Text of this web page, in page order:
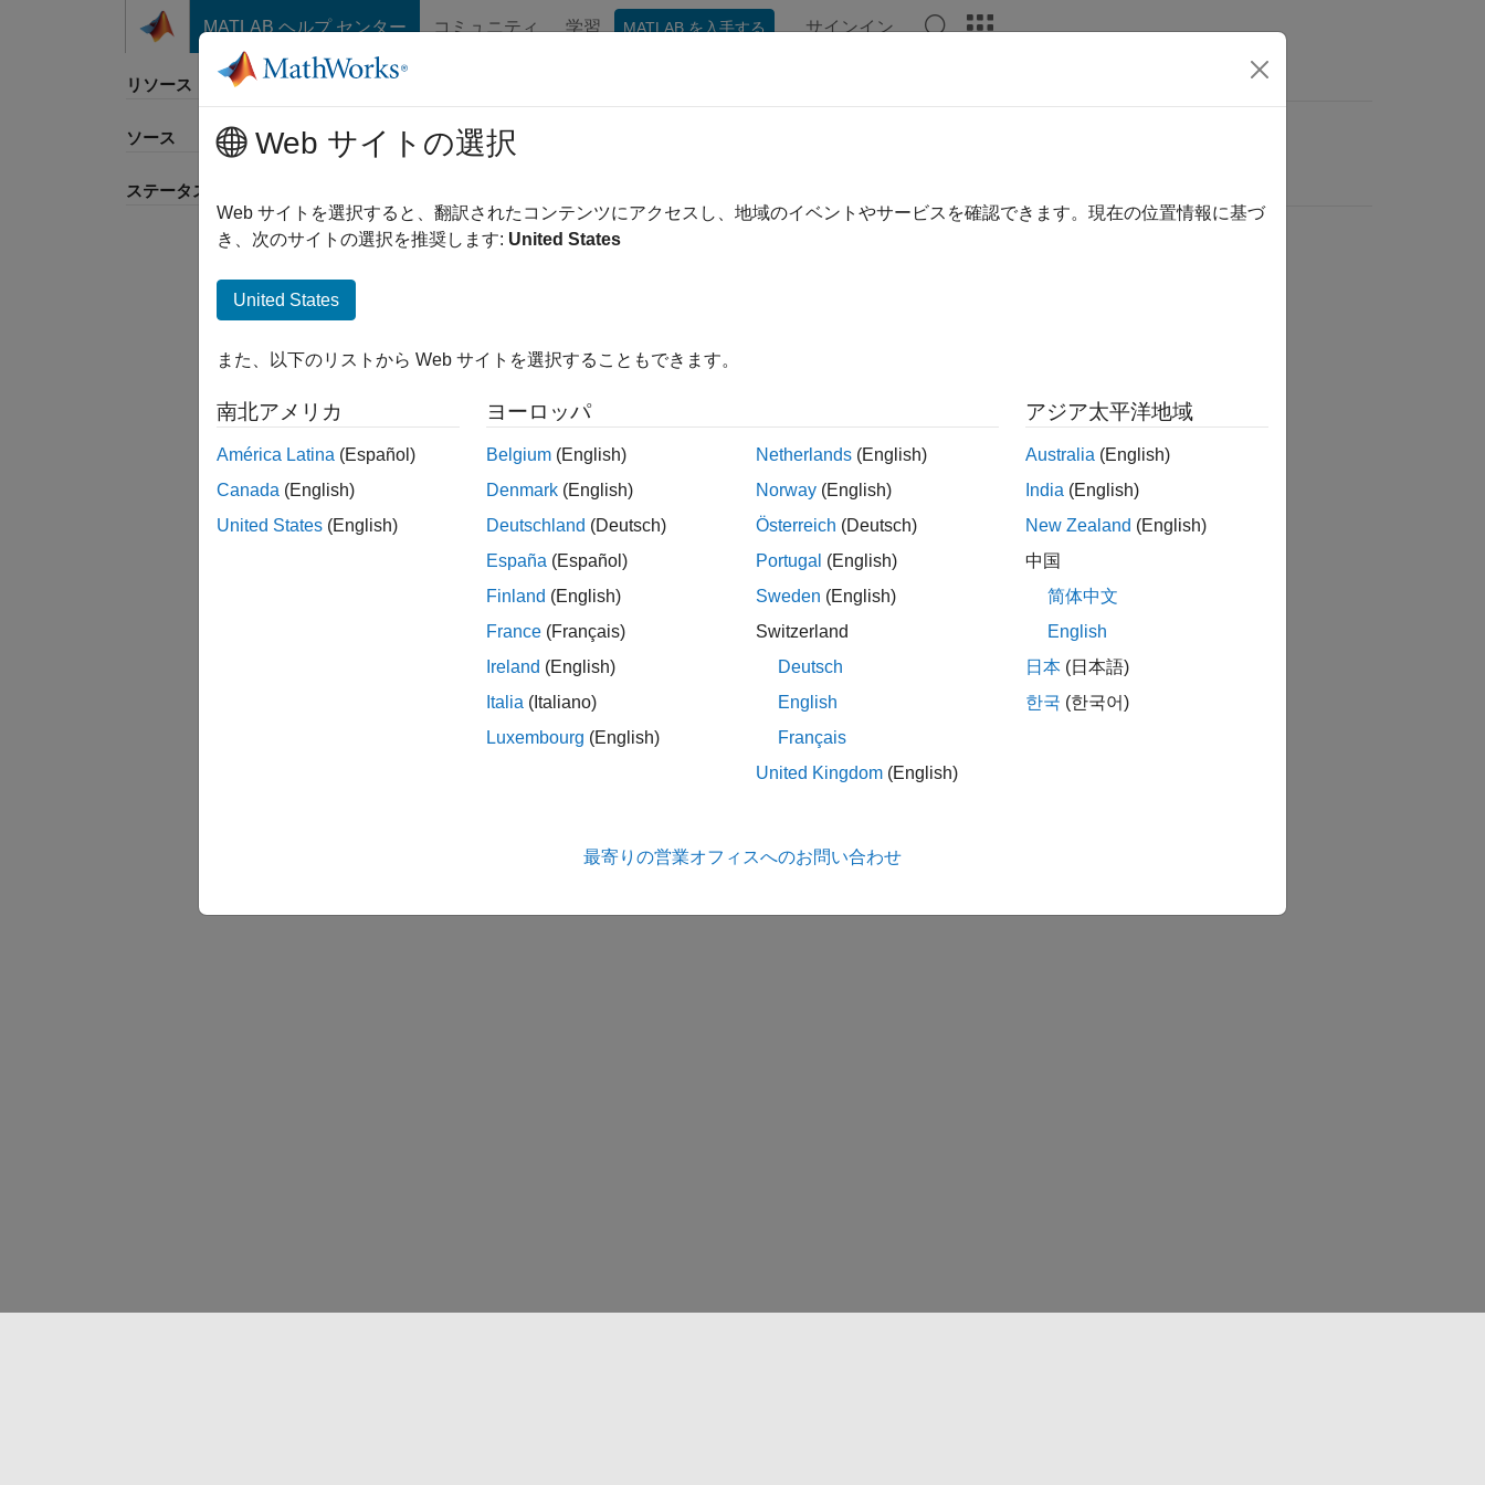
コンテンツへスキップ
MATLAB ヘルプ センター コミュニティ 学習 MATLAB を入手する サインイン
リソース
ソース
ステータス
並べ替え
Web サイトの選択
Web サイトを選択すると、翻訳されたコンテンツにアクセスし、地域のイベントやサービスを確認できます。現在の位置情報に基づ
き、次のサイトの選択を推奨します: United States
United States
また、以下のリストから Web サイトを選択することもできます。
南北アメリカ
América Latina (Español)
Canada (English)
United States (English)
ヨーロッパ
Belgium (English)
Denmark (English)
Deutschland (Deutsch)
España (Español)
Finland (English)
France (Français)
Ireland (English)
Italia (Italiano)
Luxembourg (English)
Netherlands (English)
Norway (English)
Österreich (Deutsch)
Portugal (English)
Sweden (English)
Switzerland
Deutsch
English
Français
United Kingdom (English)
アジア太平洋地域
Australia (English)
India (English)
New Zealand (English)
中国
简体中文
English
日本 (日本語)
한국 (한국어)
最寄りの営業オフィスへのお問い合わせ